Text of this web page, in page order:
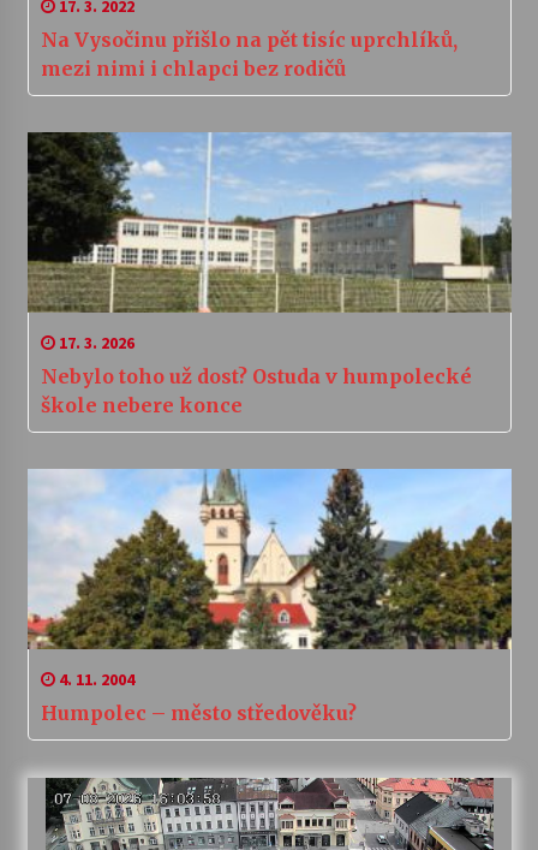
17. 3. 2022
Na Vysočinu přišlo na pět tisíc uprchlíků,
mezi nimi i chlapci bez rodičů
17. 3. 2026
Nebylo toho už dost? Ostuda v humpolecké
škole nebere konce
4. 11. 2004
Humpolec – město středověku?